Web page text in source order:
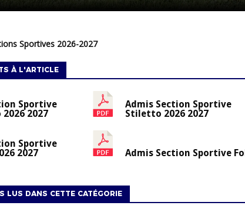
Sportives 2026-2027
À L'ARTICLE
Sportive
2027
Admis Section Sportive
Stiletto 2026 2027
Sportive
2027
Admis Section Sportive
LUS DANS CETTE CATÉGORIE